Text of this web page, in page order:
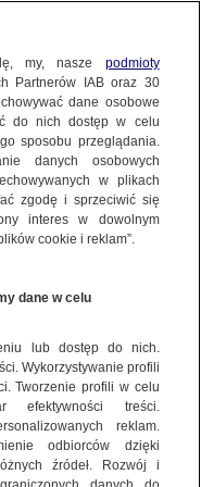
akcja policjanta
usług
my, nasze podmioty
Partnerów IAB oraz 30
dane osobowe
do nich dostęp w celu
sposobu przeglądania.
danych osobowych
w plikach
zgodę i sprzeciwić się
interes w dowolnym
cookie i reklam”.
dane w celu
lub dostęp do nich.
Wykorzystywanie profili
Tworzenie profili w celu
efektywności treści.
reklam.
odbiorców dzięki
źródeł. Rozwój i